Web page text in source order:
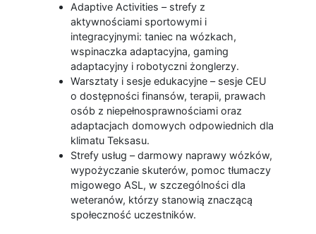
Adaptive Activities – strefy z
aktywnościami sportowymi i
integracyjnymi: taniec na wózkach,
wspinaczka adaptacyjna, gaming
adaptacyjny i robotyczni żonglerzy.
Warsztaty i sesje edukacyjne – sesje CEU
o dostępności finansów, terapii, prawach
osób z niepełnosprawnościami oraz
adaptacjach domowych odpowiednich dla
klimatu Teksasu.
Strefy usług – darmowy naprawy wózków,
wypożyczanie skuterów, pomoc tłumaczy
migowego ASL, w szczególności dla
weteranów, którzy stanowią znaczącą
społeczność uczestników.